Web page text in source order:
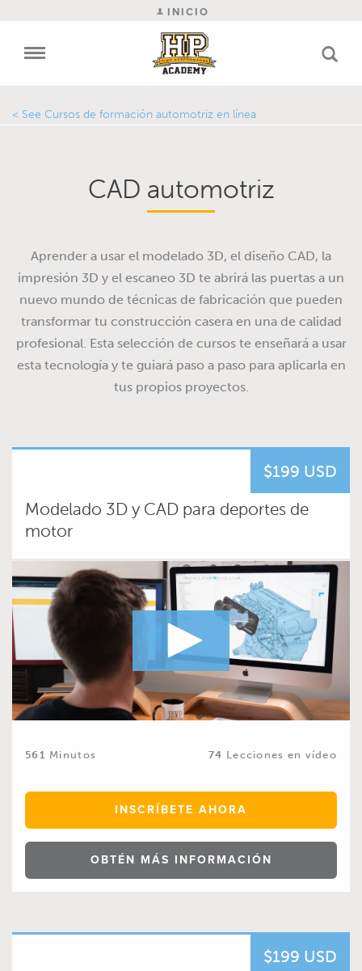
INICIO
Cursos de formación automotriz en línea
CAD automotriz
Aprender a usar el modelado 3D, el diseño CAD, la
impresión 3D y el escaneo 3D te abrirá las puertas a un
nuevo mundo de técnicas de fabricación que pueden
transformar tu construcción casera en una de calidad
profesional. Esta selección de cursos te enseñará a usar
esta tecnología y te guiará paso a paso para aplicarla en
tus propios proyectos.
$199 USD
Modelado 3D y CAD para deportes de
motor
561 Minutos 74 Lecciones en vídeo
INSCRÍBETE AHORA
OBTÉN MÁS INFORMACIÓN
$199 USD